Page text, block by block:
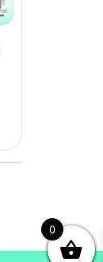
0